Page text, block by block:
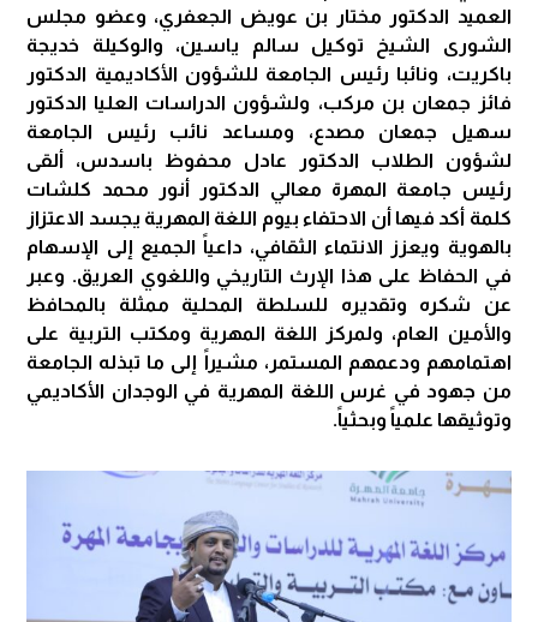
العميد الدكتور مختار بن عويض الجعفري، وعضو مجلس
الشورى الشيخ توكيل سالم ياسين، والوكيلة خديجة
باكريت، ونائبا رئيس الجامعة للشؤون الأكاديمية الدكتور
فائز جمعان بن مركب، ولشؤون الدراسات العليا الدكتور
سهيل جمعان مصدع، ومساعد نائب رئيس الجامعة
لشؤون الطلاب الدكتور عادل محفوظ باسدس، ألقى
رئيس جامعة المهرة معالي الدكتور أنور محمد كلشات
كلمة أكد فيها أن الاحتفاء بيوم اللغة المهرية يجسد الاعتزاز
بالهوية ويعزز الانتماء الثقافي، داعياً الجميع إلى الإسهام
في الحفاظ على هذا الإرث التاريخي واللغوي العريق. وعبر
عن شكره وتقديره للسلطة المحلية ممثلة بالمحافظ
والأمين العام، ولمركز اللغة المهرية ومكتب التربية على
اهتمامهم ودعمهم المستمر، مشيراً إلى ما تبذله الجامعة
من جهود في غرس اللغة المهرية في الوجدان الأكاديمي
وتوثيقها علمياً وبحثياً.